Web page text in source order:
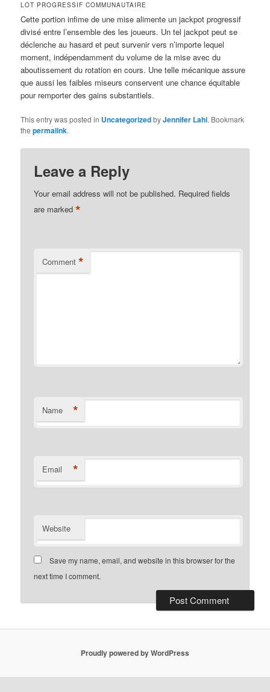
LOT PROGRESSIF COMMUNAUTAIRE
Cette portion infime de une mise alimente un jackpot progressif
divisé entre l’ensemble des les joueurs. Un tel jackpot peut se
déclenche au hasard et peut survenir vers n’importe lequel
moment, indépendamment du volume de la mise avec du
aboutissement du rotation en cours. Une telle mécanique assure
que aussi les faibles miseurs conservent une chance équitable
pour remporter des gains substantiels.
This entry was posted in UncategorizedbyJennifer Lahl. Bookmark
thepermalink.
Leave a Reply
Your email address will not be published. Required fields
are marked*
Comment *
Name *
Email *
Website
Save my name, email, and website in this browser for the
next time I comment.
Proudly powered by WordPress